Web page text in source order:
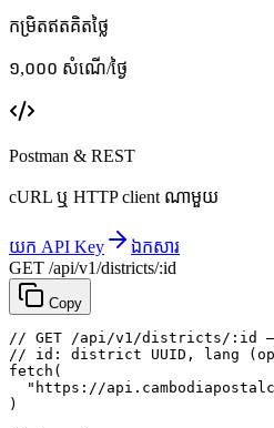
កម្រិតឥតគិតថ្លៃ
១,០០០ សំណើ/ថ្ងៃ
Postman & REST
cURL ឬ HTTP client ណាមួយ
យក API Key
ឯកសារ
GET /api/v1/districts/:id
Copy
// GET /api/v1/districts/:id
// id: district UUID, lang
fetch (
"https://
)